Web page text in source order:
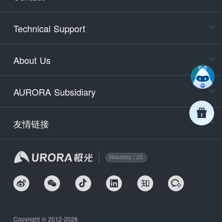
Technical Support
About Us
AURORA Subsidiary
友情链接
Copyright © 2012-2026
days)
9:30-
Email